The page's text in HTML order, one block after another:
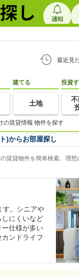
最近見
建てる
土地
投資
の賃貸情報 物件を探す
)からお部屋探し
賃貸物件を簡単検索。理
す。シニアや
にくいなど
仕様が多い
ンドライフ